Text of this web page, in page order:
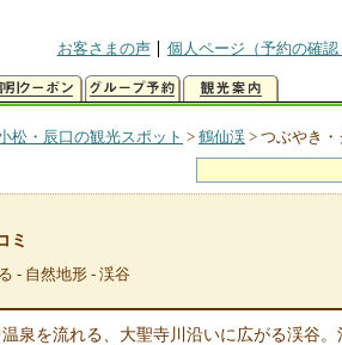
お客さまの声
個人ページ（予約の確認
松・辰口の観光スポット > 鶴仙渓 > つぶやき・
ミ
- 自然地形 - 渓谷
泉を流れる、大聖寺川沿いに広がる渓谷